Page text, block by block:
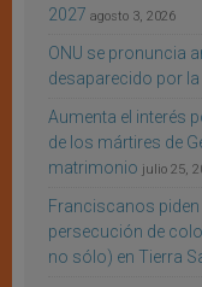
2027 agosto 3, 2026
ONU se pronuncia
desaparecido por
Aumenta el interés
de los mártires de
matrimonio julio 25,
Franciscanos
persecución de
no sólo) en Tierra